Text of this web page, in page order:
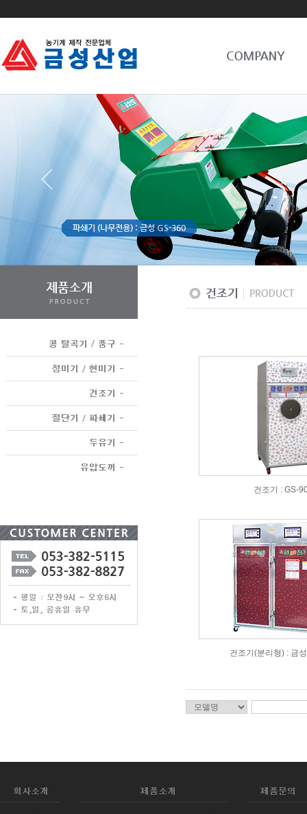
건조기 : GS-
건조기(분리형) : 금